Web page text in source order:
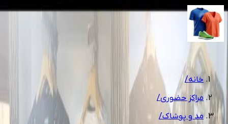
1/2
خانه/
مراکز حضوری/
مد و پوشاک/